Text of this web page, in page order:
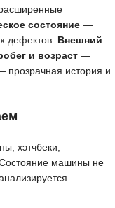
состояние —
дефектов. Внешний
и возраст —
прозрачная история и
хэтчбеки,
машины не